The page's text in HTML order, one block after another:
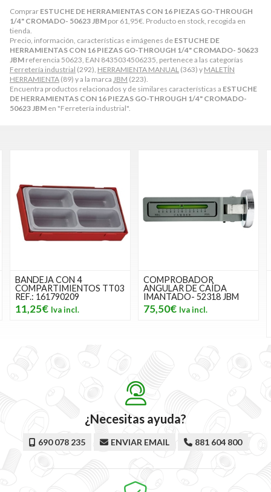
Comprar ESTUCHE DE HERRAMIENTAS CON 16 PIEZAS GO-THROUGH
1/4" CROMADO- 50623 JBM por 61,95€. Producto en stock, recogida en
tienda.
Precio, información, características e imágenes de ESTUCHE DE
HERRAMIENTAS CON 16 PIEZAS GO-THROUGH 1/4" CROMADO- 50623
JBM referencia 50623, EAN 8435034506235, pertenece a las categorías
Ferretería industrial (292), HERRAMIENTA MANUAL (363) y MALETÍN
HERRAMIENTA (89) y a la marca JBM (223).
Encuentra productos relacionados y de similares características a ESTUCHE
DE HERRAMIENTAS CON 16 PIEZAS GO-THROUGH 1/4" CROMADO-
50623 JBM en "Ferretería industrial".
COMPROBADOR
ANGULAR DE CAÍDA
IMANTADO- 52318 JBM
75,50€
MALETÍN DE
HERRAMIENTAS DE 22
PIEZAS CON VASOS DE 12
CANTOS 1/2" CINCADO-
54116 JBM
¿Necesitas ayuda?
690 078 235 ENVIAR EMAIL 881 604 800